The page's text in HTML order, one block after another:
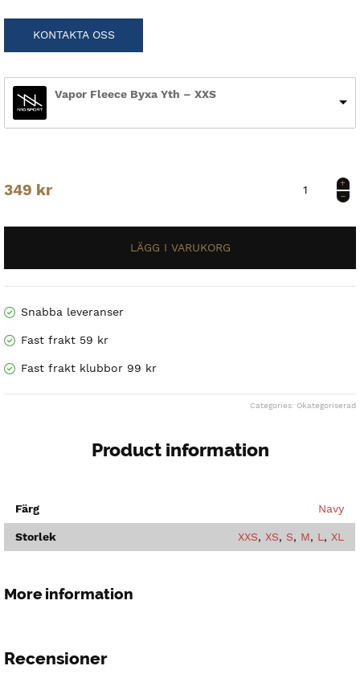
KONTAKTA OSS
Vapor Fleece Byxa Yth – XXS
349 kr
Fleece
Snabba leveranser
Fast frakt 59 kr
Fast frakt klubbor 99 kr
Categories: Okategoriserad
Product information
Färg Navy
Storlek XXS, XS, S, M, L , XL
More information
Recensioner